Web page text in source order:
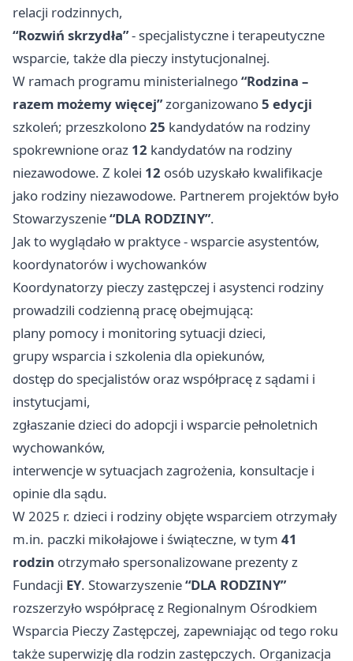
relacji rodzinnych,
“Rozwiń skrzydła”- specjalistyczne i terapeutyczne
wsparcie, także dla pieczy instytucjonalnej.
W ramach programu ministerialnego“Rodzina –
razem możemy więcej”zorganizowano5 edycji
szkoleń; przeszkolono25 kandydatów na rodziny
spokrewnione oraz 12 kandydatów na rodziny
niezawodowe. Z kolei 12 osób uzyskało kwalifikacje
jako rodziny niezawodowe. Partnerem projektów było
Stowarzyszenie“DLA RODZINY”.
Jak to wyglądało w praktyce - wsparcie asystentów,
koordynatorów i wychowanków
Koordynatorzy pieczy zastępczej i asystenci rodziny
prowadzili codzienną pracę obejmującą:
plany pomocy i monitoring sytuacji dzieci,
grupy wsparcia i szkolenia dla opiekunów,
dostęp do specjalistów oraz współpracę z sądami i
instytucjami,
zgłaszanie dzieci do adopcji i wsparcie pełnoletnich
wychowanków,
interwencje w sytuacjach zagrożenia, konsultacje i
opinie dla sądu.
W 2025 r. dzieci i rodziny objęte wsparciem otrzymały
m.in. paczki mikołajowe i świąteczne, w tym 41
rodzin otrzymało spersonalizowane prezenty z
Fundacji EY. Stowarzyszenie“DLA RODZINY”
rozszerzyło współpracę z Regionalnym Ośrodkiem
Wsparcia Pieczy Zastępczej, zapewniając od tego roku
także superwizję dla rodzin zastępczych. Organizacja